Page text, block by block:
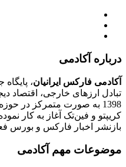
درباره آکادمی
آکادمی فارکس ایرانیان، پایگاه
تبادل ارزهای خارجی، اقتصاد
1398 به صورت متمرکز در
کریپتو و فین‌تک آغاز به کار
بازنشر اخبار فارکس و بورس
موضوعات مهم آکادمی